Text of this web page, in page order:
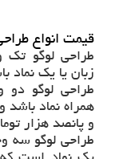
قیمت انواع
طراحی لوگو تک
زبان یا یک نماد
طراحی لوگو دو
همراه نماد باشد
و پانصد هزار
طراحی لوگو سه